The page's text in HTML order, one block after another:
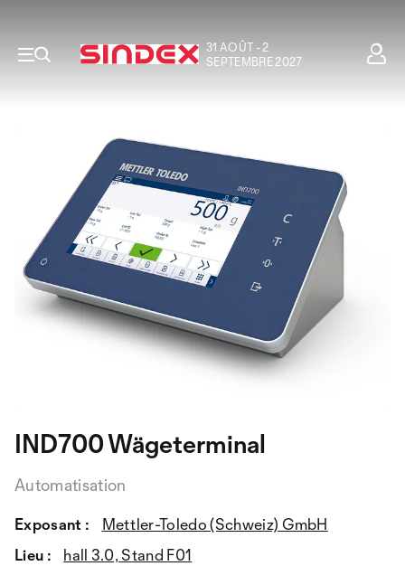
31 AOÛT - 2
SEPTEMBRE 2027
IND700 Wägeterminal
Automatisation
Exposant :
Mettler-Toledo (Schweiz) GmbH
Lieu :
hall 3.0, Stand F01